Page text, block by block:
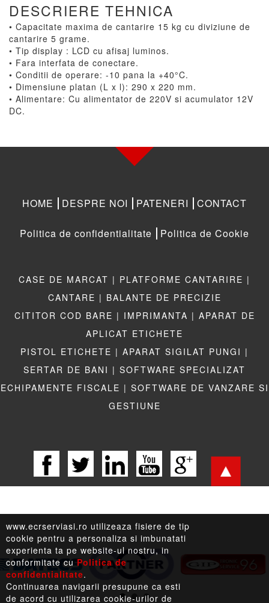
DESCRIERE TEHNICA
• Capacitate maxima de cantarire 15 kg cu diviziune de
cantarire 5 grame.
• Tip display : LCD cu afisaj luminos.
• Fara interfata de conectare.
• Conditii de operare: -10 pana la +40°C.
• Dimensiune platan (L x l): 290 x 220 mm.
• Alimentare: Cu alimentator de 220V si acumulator 12V
DC.
HOME DESPRE NOI PATENERI CONTACT
Politica de confidentialitate Politica de Cookie
CASE DE MARCAT | PLATFORME CANTARIRE |
CANTARE | BALANTE DE PRECIZIE
CITITOR COD BARE | IMPRIMANTA | APARAT DE
APLICAT ETICHETE
PISTOL ETICHETE | APARAT SIGILAT PUNGI |
SERTAR DE BANI | SOFTWARE SPECIALIZAT
ECHIPAMENTE FISCALE | SOFTWARE DE VANZARE SI
GESTIUNE
LEGISLATIE | TERMENI LEGALI | LINKURI UTILE
www.ecrserviasi.ro utilizeaza fisiere de tip
cookie pentru a personaliza si imbunatati
experienta ta pe website-ul nostru, in
conformitate cuPolitica de
confidentialitate.
Continuarea navigarii presupune ca esti
de acord cu utilizarea cookie-urilor de